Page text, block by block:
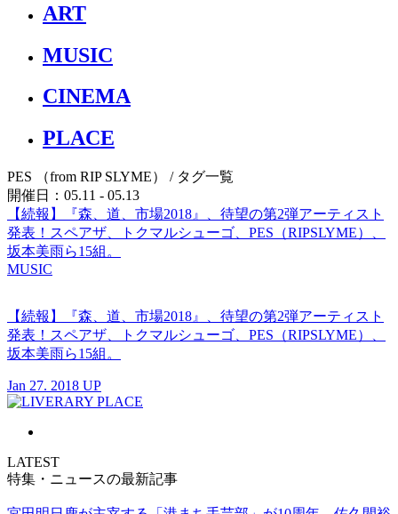
ART
MUSIC
CINEMA
PLACE
PES （from RIP SLYME）
/ タグ一覧
開催日：05.11 - 05.13
【続報】『森、道、市場2018』、待望の第2弾アーティスト
発表！スペアザ、トクマルシューゴ、PES（RIPSLYME）、
坂本美雨ら15組。
MUSIC
【続報】『森、道、市場2018』、待望の第2弾アーティスト
発表！スペアザ、トクマルシューゴ、PES（RIPSLYME）、
坂本美雨ら15組。
Jan 27. 2018 UP
LATEST
特集・ニュースの最新記事